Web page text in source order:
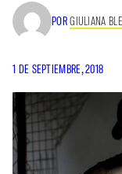
PORGIULIANA
1 DE SEPTIEMBRE, 2018